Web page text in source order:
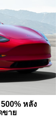
หลัง
ขาย